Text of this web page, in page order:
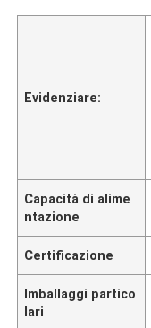
Evidenziare:
Capacità di alime
ntazione
Certificazione
Imballaggi partico
lari